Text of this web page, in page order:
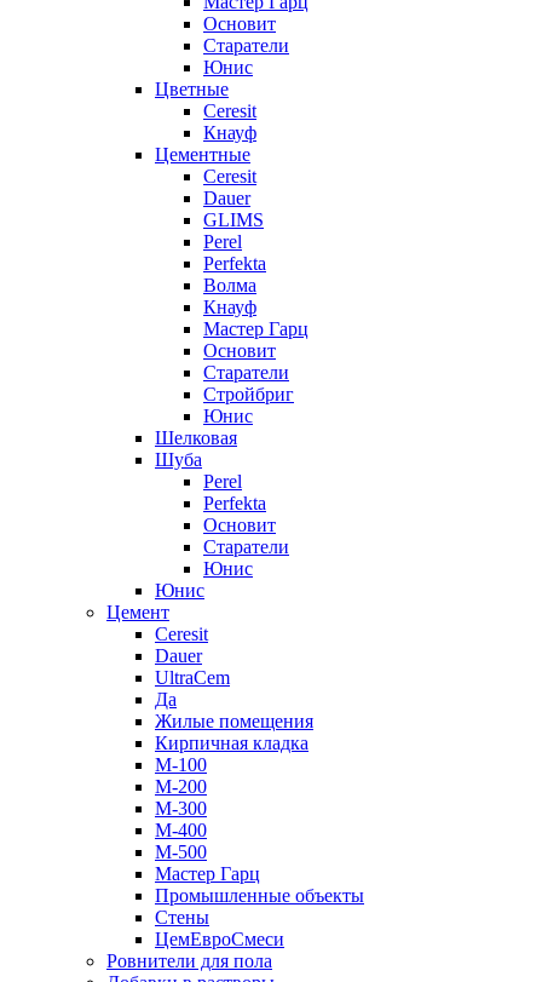
Основит
Старатели
Юнис
Цветные
Ceresit
Кнауф
Цементные
Ceresit
Dauer
GLIMS
Perel
Perfekta
Волма
Кнауф
Мастер Гарц
Основит
Старатели
Стройбриг
Юнис
Шелковая
Шуба
Perel
Perfekta
Основит
Старатели
Юнис
Юнис
Цемент
Ceresit
Dauer
UltraCem
Да
Жилые помещения
Кирпичная кладка
М-100
М-200
М-300
М-400
М-500
Мастер Гарц
Промышленные объекты
Стены
ЦемЕвроСмеси
Ровнители для пола